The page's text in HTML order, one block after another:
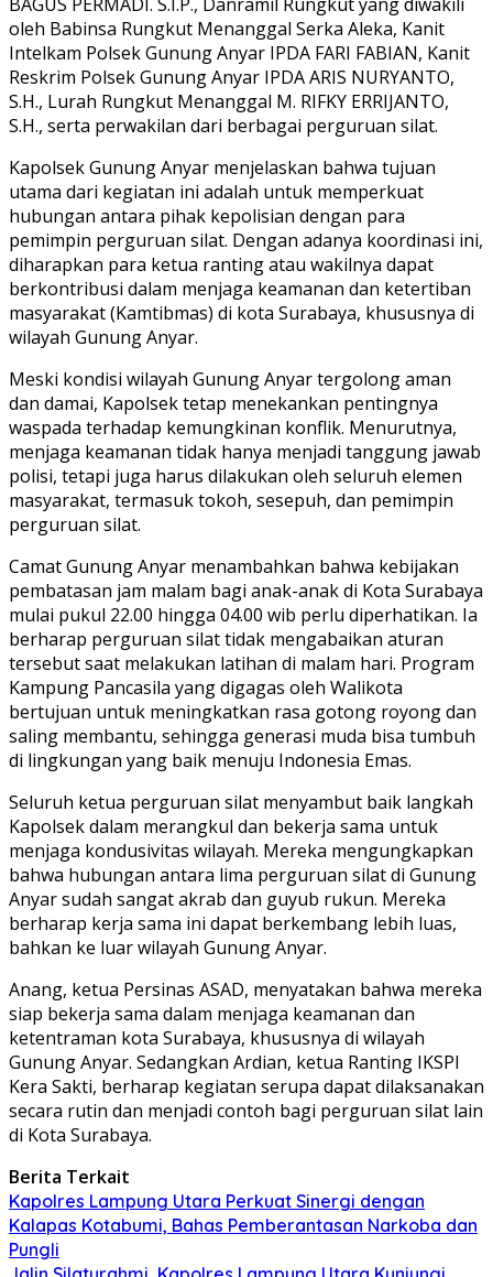
oleh Babinsa Rungkut Menanggal Serka Aleka, Kanit
Intelkam Polsek Gunung Anyar IPDA FARI FABIAN, Kanit
Reskrim Polsek Gunung Anyar IPDA ARIS NURYANTO,
S.H., Lurah Rungkut Menanggal M. RIFKY ERRIJANTO,
S.H., serta perwakilan dari berbagai perguruan silat.
Kapolsek Gunung Anyar menjelaskan bahwa tujuan
utama dari kegiatan ini adalah untuk memperkuat
hubungan antara pihak kepolisian dengan para
pemimpin perguruan silat. Dengan adanya koordinasi ini,
diharapkan para ketua ranting atau wakilnya dapat
berkontribusi dalam menjaga keamanan dan ketertiban
masyarakat (Kamtibmas) di kota Surabaya, khususnya di
wilayah Gunung Anyar.
Meski kondisi wilayah Gunung Anyar tergolong aman
dan damai, Kapolsek tetap menekankan pentingnya
waspada terhadap kemungkinan konflik. Menurutnya,
menjaga keamanan tidak hanya menjadi tanggung jawab
polisi, tetapi juga harus dilakukan oleh seluruh elemen
masyarakat, termasuk tokoh, sesepuh, dan pemimpin
perguruan silat.
Camat Gunung Anyar menambahkan bahwa kebijakan
pembatasan jam malam bagi anak-anak di Kota Surabaya
mulai pukul 22.00 hingga 04.00 wib perlu diperhatikan. Ia
berharap perguruan silat tidak mengabaikan aturan
tersebut saat melakukan latihan di malam hari. Program
Kampung Pancasila yang digagas oleh Walikota
bertujuan untuk meningkatkan rasa gotong royong dan
saling membantu, sehingga generasi muda bisa tumbuh
di lingkungan yang baik menuju Indonesia Emas.
Seluruh ketua perguruan silat menyambut baik langkah
Kapolsek dalam merangkul dan bekerja sama untuk
menjaga kondusivitas wilayah. Mereka mengungkapkan
bahwa hubungan antara lima perguruan silat di Gunung
Anyar sudah sangat akrab dan guyub rukun. Mereka
berharap kerja sama ini dapat berkembang lebih luas,
bahkan ke luar wilayah Gunung Anyar.
Anang, ketua Persinas ASAD, menyatakan bahwa mereka
siap bekerja sama dalam menjaga keamanan dan
ketentraman kota Surabaya, khususnya di wilayah
Gunung Anyar. Sedangkan Ardian, ketua Ranting IKSPI
Kera Sakti, berharap kegiatan serupa dapat dilaksanakan
secara rutin dan menjadi contoh bagi perguruan silat lain
di Kota Surabaya.
Berita Terkait
Kapolres Lampung Utara Perkuat Sinergi dengan
Kalapas Kotabumi, Bahas Pemberantasan Narkoba dan
Pungli